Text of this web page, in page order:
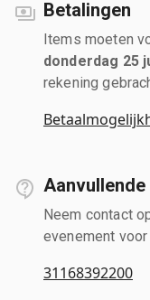
Betalingen
Items moeten
donderdag 25
rekening
Neem contact
evenement
31168392200